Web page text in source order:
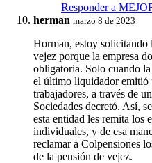
Responder a
herman marzo 8 de 2023
Horman, estoy solicitando
vejez porque la empresa
obligatoria. Solo cuando
el último liquidador emitió
trabajadores, a través de
Sociedades decretó. Así,
esta entidad les remita los
individuales, y de esa
reclamar a Colpensiones
de la pensión de vejez.